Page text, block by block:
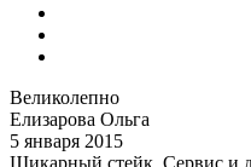
Великолепно
Елизарова Ольга
5 января 2015